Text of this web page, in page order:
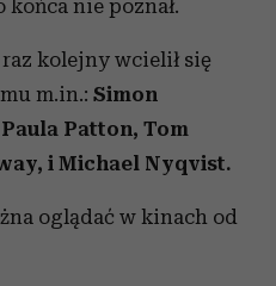
nie poznał.
kolejny wcielił się
m.in.: Simon
Paula Patton, Tom
, i Michael Nyqvist.
oglądać w kinach od